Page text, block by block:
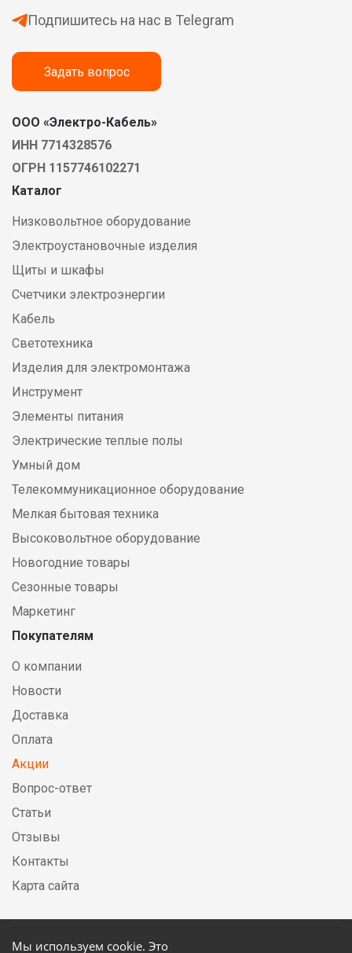
Мы используем cookie. Это
Подпишитесь на нас в Telegram
Задать вопрос
ООО «Электро-Кабель»
ИНН 7714328576
ОГРН 1157746102271
Каталог
Низковольтное оборудование
Электроустановочные изделия
Щиты и шкафы
Счетчики электроэнергии
Кабель
Светотехника
Изделия для электромонтажа
Инструмент
Элементы питания
Электрические теплые полы
Умный дом
Телекоммуникационное оборудование
Мелкая бытовая техника
Высоковольтное оборудование
Новогодние товары
Сезонные товары
Маркетинг
Покупателям
О компании
Новости
Доставка
Оплата
Акции
Вопрос-ответ
Статьи
Отзывы
Контакты
Карта сайта